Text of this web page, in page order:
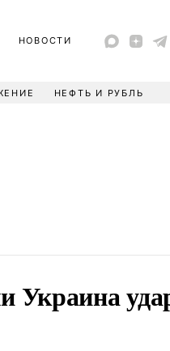
НОВОСТИ
НЕФТЬ И РУБЛЬ
Украина